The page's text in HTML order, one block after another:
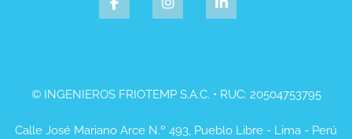
© INGENIEROS FRIOTEMP S.A.C. • RUC: 20504753795
Calle José Mariano Arce N.º 493, Pueblo Libre - Lima - Perú